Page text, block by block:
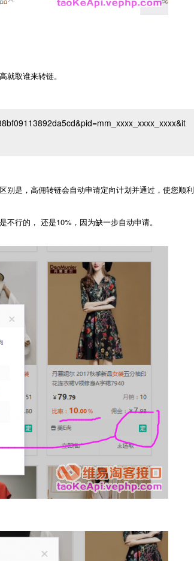
取谁来转链。
别是，高佣转链会自动申请定向计划并通过，使您顺利
行的， 还是10%，因为缺一步自动申请。